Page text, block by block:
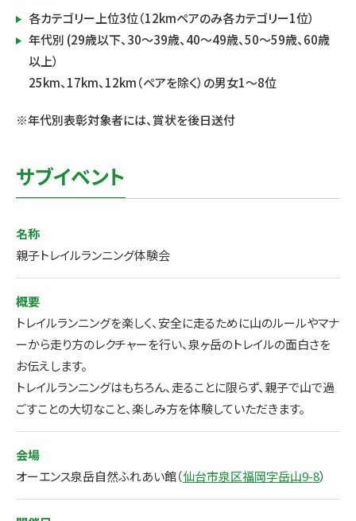
各カテゴリー上位3位（12kmペアのみ各カテゴリー1位）
年代別 (29歳以下、30～39歳、40～49歳、50～59歳、60歳
以上）
25km、17km、12km（ペアを除く）の男女1～8位
※年代別表彰対象者には、賞状を後日送付
サブイベント
名称
親子トレイルランニング体験会
概要
トレイルランニングを楽しく、安全に走るために山のルールやマナ
ーから走り方のレクチャーを行い、泉ヶ岳のトレイルの面白さを
お伝えします。
トレイルランニングはもちろん、走ることに限らず、親子で山で過
ごすことの大切なこと、楽しみ方を体験していただきます。
会場
オーエンス泉岳自然ふれあい館（仙台市泉区福岡字岳山9-8）